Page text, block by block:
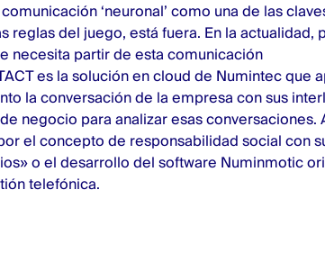
‘neuronal’ como una de las
reglas del juego, está fuera. En la actualidad,
necesita partir de esta comunicación
es la solución en cloud de Numintec que
la conversación de la empresa con sus
negocio para analizar esas conversaciones.
el concepto de responsabilidad social con
o el desarrollo del software Numinmotic
telefónica.